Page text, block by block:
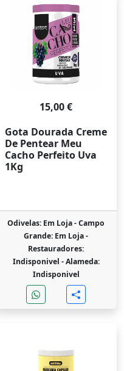
15,00 €
Gota Dourada Creme
De Pentear Meu
Cacho Perfeito Uva
1Kg
Odivelas: Em Loja -Campo
Grande: Em Loja -
Restauradores:
Indisponivel -Alameda:
Indisponivel